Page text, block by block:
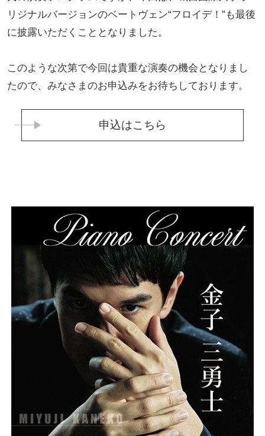
リジナルバージョンのベートヴェン“フロイデ！”も最後
に披露いただくこととなりました。
このような次第で今回は貴重な演奏の機会となりまし
たので、みなさまのお申込みをお待ちしております。
申込はこちら